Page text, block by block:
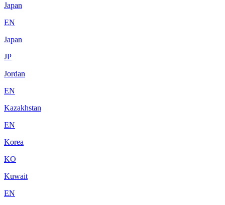
Japan
EN
Japan
JP
Jordan
EN
Kazakhstan
EN
Korea
KO
Kuwait
EN